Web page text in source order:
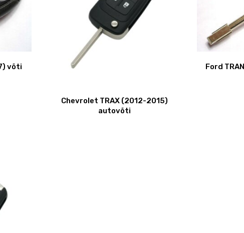
võti
Chevrolet TRAX (2012-2015)
autovõti
Ford